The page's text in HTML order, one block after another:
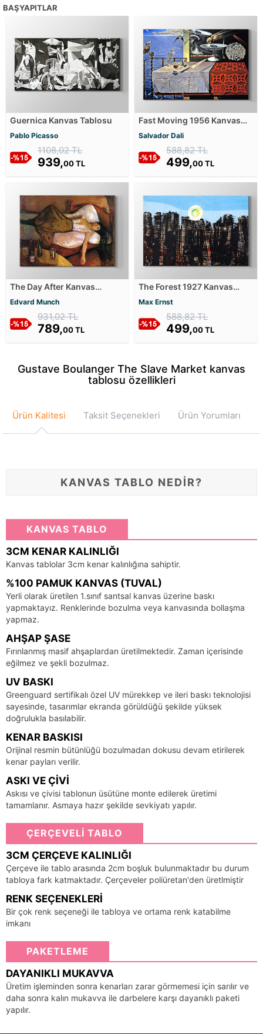
BAŞYAPITLAR
Guernica Kanvas Tablosu
Pablo Picasso
1108,02 TL
939,00 TL
Fast Moving 1956 Kanvas
Salvador Dali
588,82 TL
499,00 TL
The Day After Kanvas
Edvard Munch
931,02 TL
789,00 TL
The Forest 1927 Kanvas
Max Ernst
588,82 TL
499,00 TL
Gustave Boulanger The Slave Market kanvas
tablosu özellikleri
Ürün Kalitesi Taksit Seçenekleri Ürün Yorumları
KANVAS TABLO NEDİR?
KANVAS TABLO
3CM KENAR KALINLIĞI
Kanvas tablolar 3cm kenar kalınlığına sahiptir.
%100 PAMUK KANVAS (TUVAL)
Yerli olarak üretilen 1.sınıf santsal kanvas üzerine baskı
yapmaktayız. Renklerinde bozulma veya kanvasında bollaşma
yapmaz.
AHŞAP ŞASE
Fırınlanmış masif ahşaplardan üretilmektedir. Zaman içerisinde
eğilmez ve şekli bozulmaz.
UV BASKI
Greenguard sertifikalı özel UV mürekkep ve ileri baskı teknolojisi
sayesinde, tasarımlar ekranda görüldüğü şekilde yüksek
doğrulukla basılabilir.
KENAR BASKISI
Orijinal resmin bütünlüğü bozulmadan dokusu devam etirilerek
kenar payları verilir.
ASKI VE ÇIVI
Askısı ve çivisi tablonun üsütüne monte edilerek üretimi
tamamlanır. Asmaya hazır şekilde sevkiyatı yapılır.
ÇERÇEVELİ TABLO
3CM ÇERÇEVE KALINLIĞI
Çerçeve ile tablo arasında 2cm boşluk bulunmaktadır bu durum
tabloya fark katmaktadır. Çerçeveler poliüretan'den üretlmiştir
RENK SEÇENEKLERI
Bir çok renk seçeneği ile tabloya ve ortama renk katabilme
imkanı
PAKETLEME
DAYANIKLI MUKAVVA
Üretim işleminden sonra kenarları zarar görmemesi için sarılır ve
daha sonra kalın mukavva ile darbelere karşı dayanıklı paketi
yapılır.